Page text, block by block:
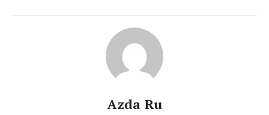
Azda Ru